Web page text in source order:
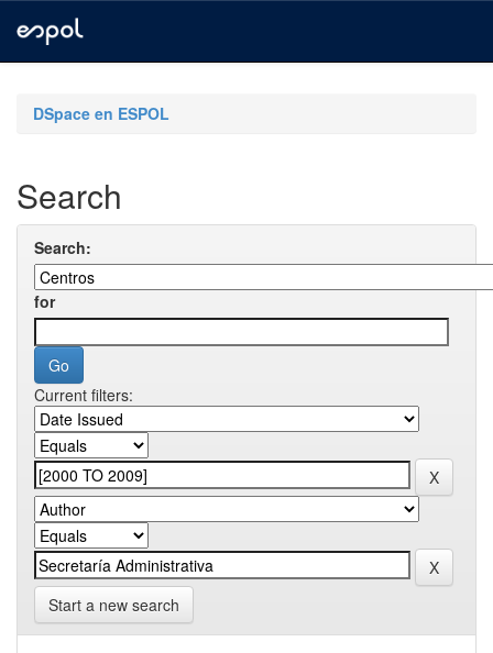
navigationDSpace en ESPOL
Search
Search:
for
Current filters:
Start a new search